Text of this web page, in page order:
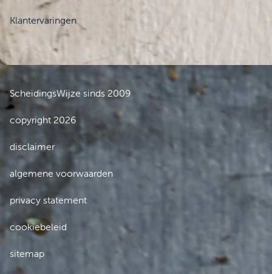
Klantervaringen
ScheidingsWijze sinds 2009
copyright 2026
disclaimer
algemene voorwaarden
privacy statement
cookiebeleid
sitemap